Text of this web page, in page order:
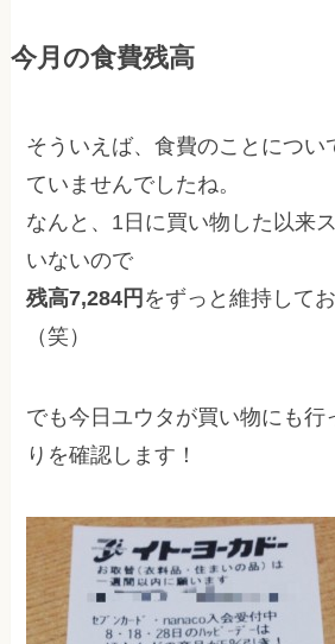
今月の食費残高
そういえば、食費のことについ
ていませんでしたね。
なんと、1日に買い物した以来
いないので
残高7,284円 をずっと維持して
（笑）
でも今日ユウタが買い物にも行
りを確認します！